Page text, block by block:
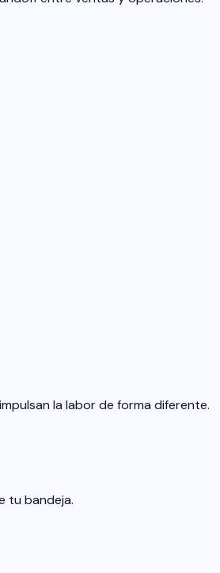
la labor de forma diferente.
tu bandeja.